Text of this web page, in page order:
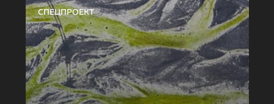
СПЕЦПРОЕКТ